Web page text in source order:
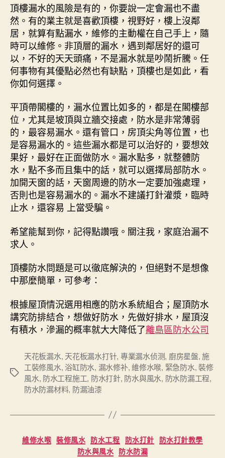
頂樓漏水的風險是有的，你要說一定會漏也不盡
然。有的業主就是喜歡頂樓，視野好，樓上沒鄰
居，就算有點漏水，維修的主動權在自己手上，隨
時可以維修。非頂層的漏水，遇到鄰居好的還可
以，不好的天天頭痛，不是漏水就是吵鬧折騰。任
何事物有其優點必然也有缺點，頂樓也是如此，看
你如何選擇。
平頂帶閣樓的，漏水位置比如多的，都是在閣樓部
位，尤其是坡頂與立牆交接處，防水是非常薄弱
的，最容易漏水。還有管口，房頂尖角等位置，也
是容易漏水的。這些漏水都是可以治好的，要想效
果好，最好在正面做防水。漏水點多，就整體防
水，點不多而且集中的話，就可以選擇局部防水。
加開天窗的話，天窗周邊的防水一定要加強處理，
否則也是容易漏水的。漏水不建議打針灌漿，臨時
止水，還容易 上當受騙。
希望能幫到你，記得點讚哦。關注我，家庭治漏不
求人。
頂樓防水問題是可以徹底解決的，但絕對不是想像
中那麼簡單，可參考：
根據屋頂情況選用相應的防水系統組合；屋頂防水
講究防排結合，想做好防水，先做好排水，屋頂沒
有積水，滲漏的概率就大大降低了離島區防水公司
Tags
天花板漏水, 天花板漏水打针, 專業漏水侦测, 廚房星盤,施
工裝修風水, 浴缸防水, 漏水修补,維修水喉, 緊急防水,裝修
風水, 防水工程施工, 防水打針, 防水與風水, 防水防漏工程,
防水防漏材料, 防漏油漆
Categories
維修水喉 裝修風水 防水工程 防水打針 防水打針教學
防水與風水 防水防漏